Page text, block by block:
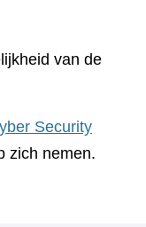
van de
Security
zich nemen.